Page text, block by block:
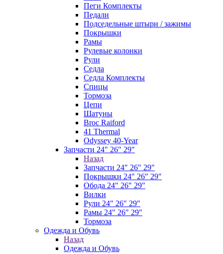
Пеги Комплекты
Педали
Подседельные штыри / зажимы
Покрышки
Рамы
Рулевые колонки
Рули
Седла
Седла Комплекты
Спицы
Тормоза
Цепи
Шатуны
Broc Raiford
41 Thermal
Odyssey 40-Year
Запчасти 24" 26" 29"
Назад
Запчасти 24" 26" 29"
Покрышки 24" 26" 29"
Обода 24" 26" 29"
Вилки
Рули 24" 26" 29"
Рамы 24" 26" 29"
Тормоза
Одежда и Обувь
Назад
Одежда и Обувь